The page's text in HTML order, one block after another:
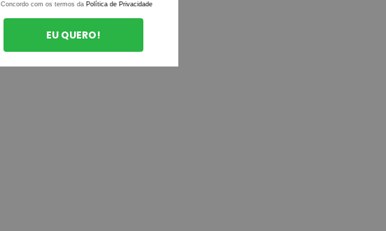
Concordo com os termos da Política de Privacidade
EU QUERO!